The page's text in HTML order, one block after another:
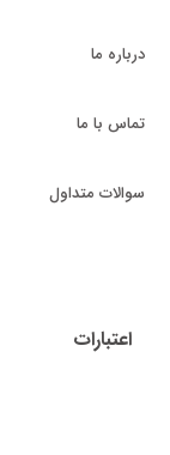
درباره ما
تماس با ما
سوالات متداول
اعتبارات